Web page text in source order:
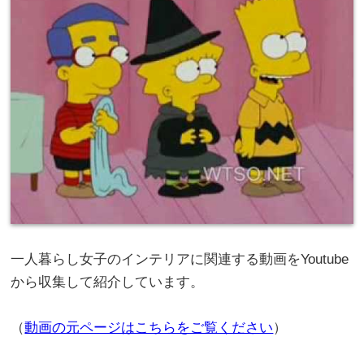
一人暮らし女子のインテリアに関連する動画をYoutube
から収集して紹介しています。
（動画の元ページはこちらをご覧ください）